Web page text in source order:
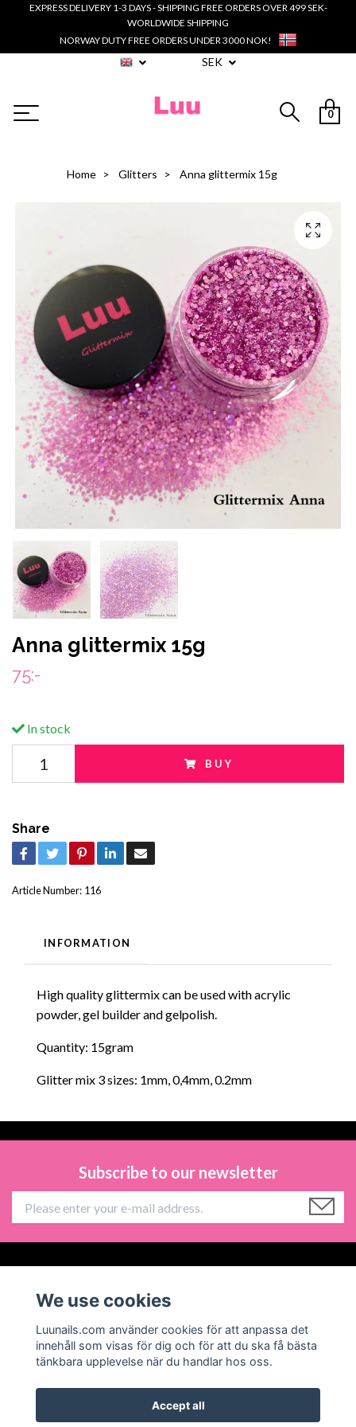
EXPRESS DELIVERY 1-3 DAYS - SHIPPING FREE ORDERS OVER 499 SEK-
WORLDWIDE SHIPPING
NORWAY DUTY FREE ORDERS UNDER 3000 NOK!
SEK
0
Home Glitters Anna glittermix 15g
Anna glittermix 15g
75:-
In stock
BUY
Share
Article Number: 116
INFORMATION
High quality glittermix can be used with acrylic
powder, gel builder and gelpolish.
Quantity: 15gram
Glitter mix 3 sizes: 1mm, 0,4mm, 0.2mm
Subscribe to our newsletter
Social Media
We use cookies
Luunails.com använder cookies för att anpassa det
innehåll som visas för dig och för att du ska få bästa
tänkbara upplevelse när du handlar hos oss.
Accept all